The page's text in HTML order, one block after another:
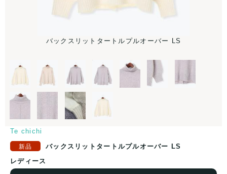
バックスリットタートルプルオーバー LS
Te chichi
バックスリットタートルプルオーバー LS
レディース